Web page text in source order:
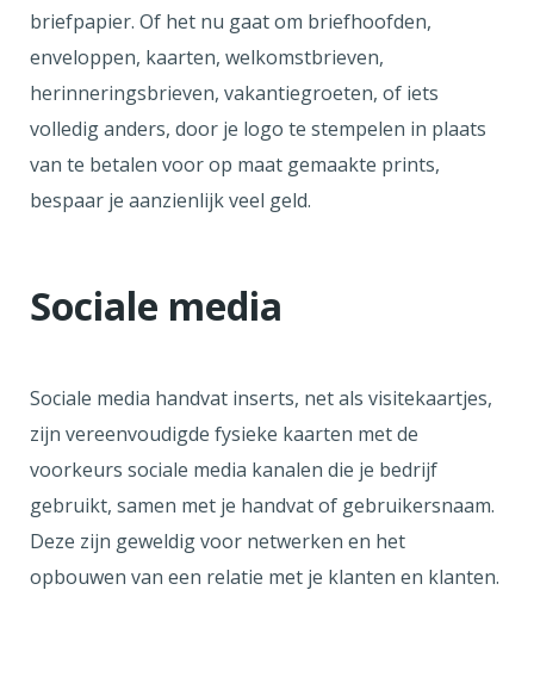
briefpapier. Of het nu gaat om briefhoofden,
enveloppen, kaarten, welkomstbrieven,
herinneringsbrieven, vakantiegroeten, of iets
volledig anders, door je logo te stempelen in plaats
van te betalen voor op maat gemaakte prints,
bespaar je aanzienlijk veel geld.
Sociale media
Sociale media handvat inserts, net als visitekaartjes,
zijn vereenvoudigde fysieke kaarten met de
voorkeurs sociale media kanalen die je bedrijf
gebruikt, samen met je handvat of gebruikersnaam.
Deze zijn geweldig voor netwerken en het
opbouwen van een relatie met je klanten en klanten.